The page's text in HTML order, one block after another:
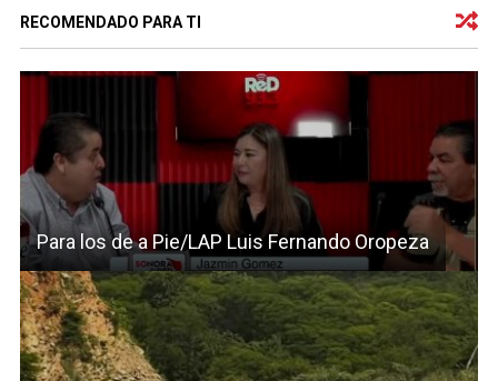
RECOMENDADO PARA TI
Para los de a Pie/LAP Luis Fernando Oropeza